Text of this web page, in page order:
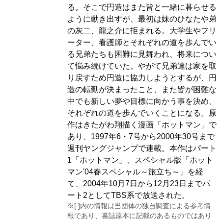
る。そこで円造はまた皆と一緒に暮らせる
ように動き出すが、最初は妹のひなたや弟
の灰二、龍之介に拒まれる。大学生やフリ
ーター、看護師とそれぞれの道を歩んでい
る兄弟たちも困難に見舞われ、将来につい
て悩み続けていた。やがて兄弟達は家を取
り戻すため円造に協力しようとするが、円
造の転勤が決まったこと、また皆が困難な
中でも新しい夢や目標に向かう事を決め、
それぞれの道を歩んでいくことになる。原
作はきたがわ翔描く漫画「ホットマン」で
あり、1997年6・7号から2000年30号まで
週刊ヤングジャンプで連載。本作はパート
1「ホットマン」、スペシャル版「ホット
マン'04春スペシャル～旅立ち～」を経
て、2004年10月7日から12月23日までパ
ート2としてTBS系で放送された。
※[ ]内の情報は当団体の独自調査による参考情
報であり、書誌原本に記載のあるものではあり